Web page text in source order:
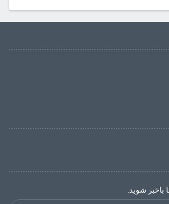
باخبر شوید.